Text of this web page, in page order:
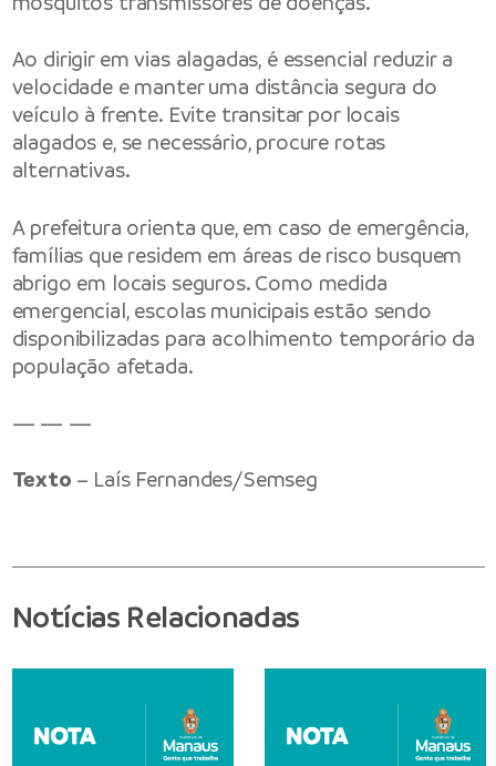
Ao dirigir em vias alagadas, é essencial reduzir a
velocidade e manter uma distância segura do
veículo à frente. Evite transitar por locais
alagados e, se necessário, procure rotas
alternativas.
A prefeitura orienta que, em caso de emergência,
famílias que residem em áreas de risco busquem
abrigo em locais seguros. Como medida
emergencial, escolas municipais estão sendo
disponibilizadas para acolhimento temporário da
população afetada.
— — —
Texto – Laís Fernandes/Semseg
Notícias Relacionadas